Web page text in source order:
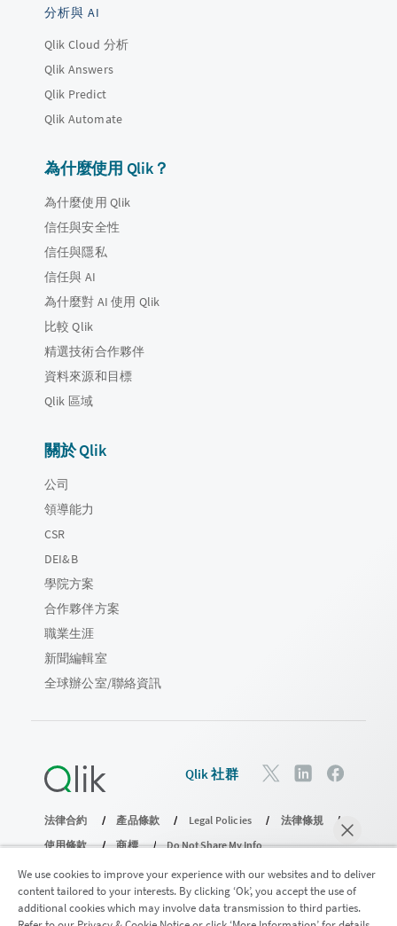
分析與 AI
Qlik Cloud 分析
Qlik Answers
Qlik Predict
Qlik Automate
為什麼使用 Qlik？
為什麼使用 Qlik
信任與安全性
信任與隱私
信任與 AI
為什麼對 AI 使用 Qlik
比較 Qlik
精選技術合作夥伴
資料來源和目標
Qlik 區域
關於 Qlik
公司
領導能力
CSR
DEI&B
學院方案
合作夥伴方案
職業生涯
新聞編輯室
全球辦公室/聯絡資訊
Qlik 社群
法律合約 產品條款 Legal Policies
法律條規
使用條款
商標
Do Not Share My Info
© 1993-2026 QlikTech International AB。保留所有權利。
We use cookies to improve your experience with our websites and to deliver
content tailored to your interests. By clicking ‘Ok’, you accept the use of
additional cookies which may involve data transmission to third parties.